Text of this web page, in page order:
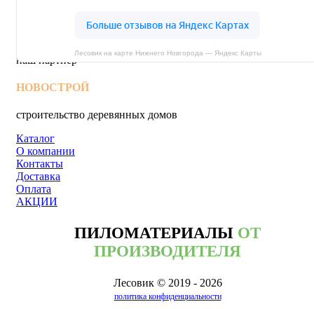
Лесовик на карте Нижнего Новгорода — Яндекс Карты
наш партнёр
НОВОСТРОЙ
строительство деревянных домов
Каталог
О компании
Контакты
Доставка
Оплата
АКЦИИ
ПИЛОМАТЕРИАЛЫ ОТ
ПРОИЗВОДИТЕЛЯ
Лесовик © 2019 - 2026
политика конфиденциальности